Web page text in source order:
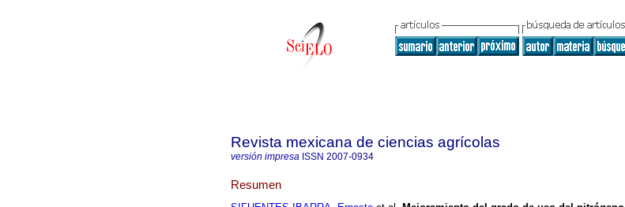
Revista mexicana de ciencias agrícolas
versión impresa ISSN 2007-0934
Resumen